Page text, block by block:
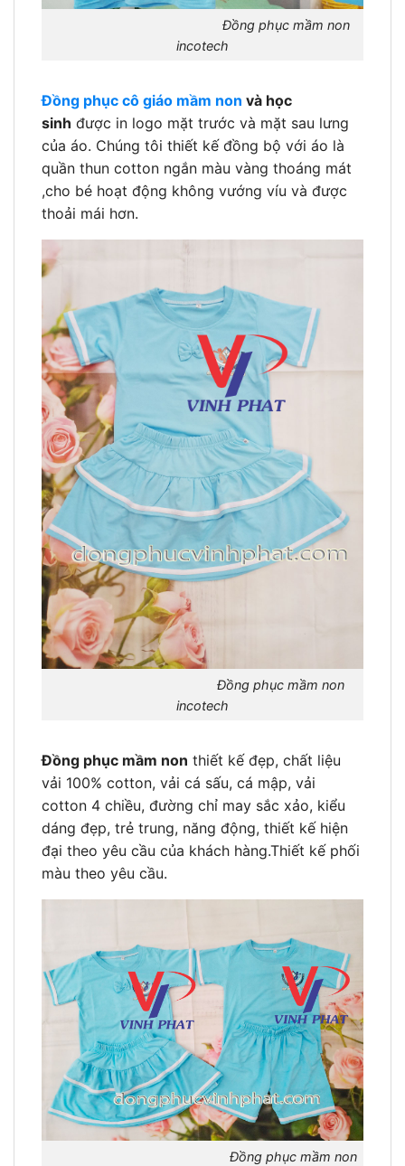
Đồng phục mầm non
incotech
Đồng phục cô giáo mầm non và học
sinh được in logo mặt trước và mặt sau lưng
của áo. Chúng tôi thiết kế đồng bộ với áo là
quần thun cotton ngắn màu vàng thoáng mát
,cho bé hoạt động không vướng víu và được
thoải mái hơn.
Đồng phục mầm non
incotech
Đồng phục mầm non thiết kế đẹp, chất liệu
vải 100% cotton, vải cá sấu, cá mập, vải
cotton 4 chiều, đường chỉ may sắc xảo, kiểu
dáng đẹp, trẻ trung, năng động, thiết kế hiện
đại theo yêu cầu của khách hàng.Thiết kế phối
màu theo yêu cầu.
Đồng phục mầm non